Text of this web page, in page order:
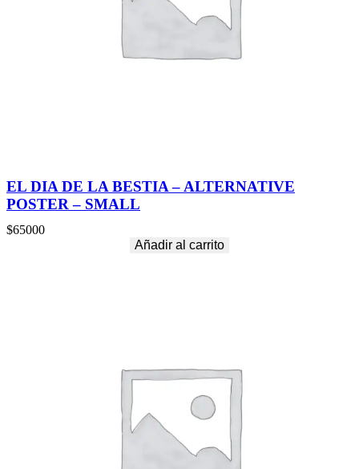
EL DIA DE LA BESTIA – ALTERNATIVE
POSTER – SMALL
$65000
Añadir al carrito